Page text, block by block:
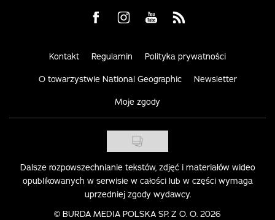
Visit us on Facebook
Visit us on Instagram
Visit us on Youtube
Visit us on Rss
Kontakt Regulamin Polityka prywatności
O towarzystwie National Geographic Newsletter
Moje zgody
Dalsze rozpowszechnianie tekstów, zdjęć i materiałów wideo
opublikowanych w serwisie w całości lub w części wymaga
uprzedniej zgody wydawcy.
© BURDA MEDIA POLSKA SP. Z O. O. 2026